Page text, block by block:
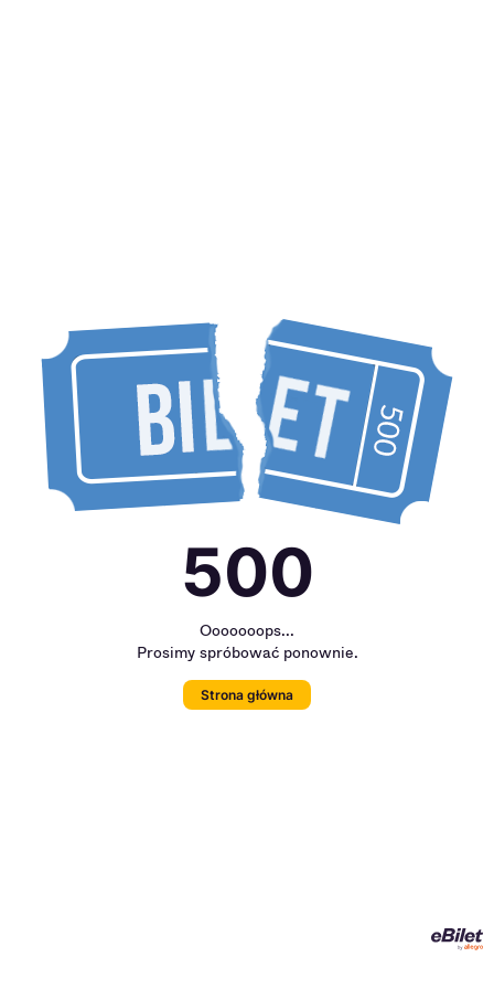
500
Ooooooops...
Prosimy spróbować ponownie.
Strona główna